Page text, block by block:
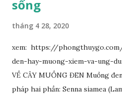
sống
tháng 4 28, 2020
xem: https://
den-hay-muong-xiem-va-ung-
VỀ CÂY MUỒNG ĐEN Muồng
pháp hai phần: Senna siamea